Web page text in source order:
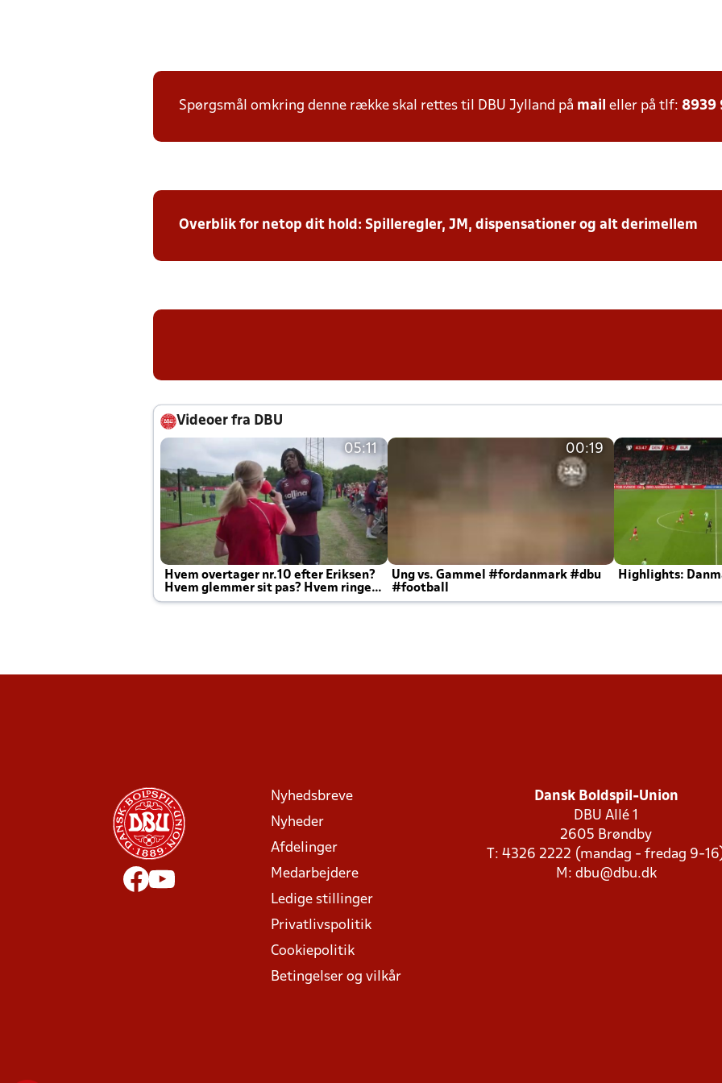
Spørgsmål omkring denne række skal rettes til DBU Jylland på mail eller på tlf: 8939
Overblik for netop dit hold: Spilleregler, JM, dispensationer og alt derimellem
Videoer fra DBU
05:11
Hvem overtager nr.10 efter Eriksen?
Hvem glemmer sit pas? Hvem ringer
Joachim altid til efter kampe?
00:19
Ung vs. Gammel #fordanmark #dbu
#football
Highlights:
Nyhedsbreve
Nyheder
Afdelinger
Medarbejdere
Ledige stillinger
Privatlivspolitik
Cookiepolitik
Betingelser og vilkår
Dansk Boldspil-Union
DBU Allé 1
2605 Brøndby
T: 4326 2222 (mandag - fredag 9-
M: dbu@dbu.dk